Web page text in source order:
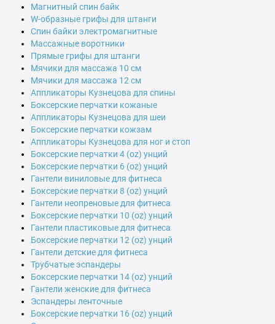
Магнитный спин байк
W-образные грифы для штанги
Спин байки электромагнитные
Массажные воротники
Прямые грифы для штанги
Мячики для массажа 10 см
Мячики для массажа 12 см
Аппликаторы Кузнецова для спины
Боксерские перчатки кожаные
Аппликаторы Кузнецова для шеи
Боксерские перчатки кожзам
Аппликаторы Кузнецова для ног и стоп
Боксерские перчатки 4 (oz) унций
Боксерские перчатки 6 (oz) унций
Гантели виниловые для фитнеса
Боксерские перчатки 8 (oz) унций
Гантели неопреновые для фитнеса
Боксерские перчатки 10 (oz) унций
Гантели пластиковые для фитнеса
Боксерские перчатки 12 (oz) унций
Гантели детские для фитнеса
Трубчатые эспандеры
Боксерские перчатки 14 (oz) унций
Гантели женские для фитнеса
Эспандеры ленточные
Боксерские перчатки 16 (oz) унций